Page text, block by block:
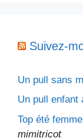
Suivez-
Un pull sans
Un pull enfant
Top été
mimitricot